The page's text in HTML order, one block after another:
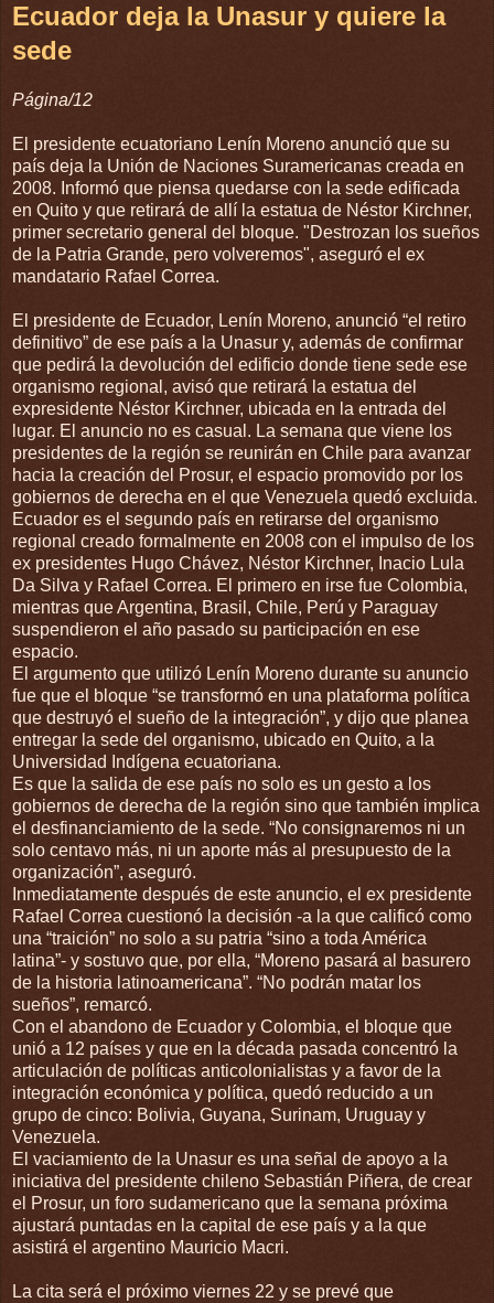
Ecuador deja la Unasur y quiere la
sede
Página/12
El presidente ecuatoriano Lenín Moreno anunció que su
país deja la Unión de Naciones Suramericanas creada en
2008. Informó que piensa quedarse con la sede edificada
en Quito y que retirará de allí la estatua de Néstor Kirchner,
primer secretario general del bloque. "Destrozan los sueños
de la Patria Grande, pero volveremos", aseguró el ex
mandatario Rafael Correa.
El presidente de Ecuador, Lenín Moreno, anunció “el retiro
definitivo” de ese país a la Unasur y, además de confirmar
que pedirá la devolución del edificio donde tiene sede ese
organismo regional, avisó que retirará la estatua del
expresidente Néstor Kirchner, ubicada en la entrada del
lugar. El anuncio no es casual. La semana que viene los
presidentes de la región se reunirán en Chile para avanzar
hacia la creación del Prosur, el espacio promovido por los
gobiernos de derecha en el que Venezuela quedó excluida.
Ecuador es el segundo país en retirarse del organismo
regional creado formalmente en 2008 con el impulso de los
ex presidentes Hugo Chávez, Néstor Kirchner, Inacio Lula
Da Silva y Rafael Correa. El primero en irse fue Colombia,
mientras que Argentina, Brasil, Chile, Perú y Paraguay
suspendieron el año pasado su participación en ese
espacio.
El argumento que utilizó Lenín Moreno durante su anuncio
fue que el bloque “se transformó en una plataforma política
que destruyó el sueño de la integración”, y dijo que planea
entregar la sede del organismo, ubicado en Quito, a la
Universidad Indígena ecuatoriana.
Es que la salida de ese país no solo es un gesto a los
gobiernos de derecha de la región sino que también implica
el desfinanciamiento de la sede. “No consignaremos ni un
solo centavo más, ni un aporte más al presupuesto de la
organización”, aseguró.
Inmediatamente después de este anuncio, el ex presidente
Rafael Correa cuestionó la decisión -a la que calificó como
una “traición” no solo a su patria “sino a toda América
latina”- y sostuvo que, por ella, “Moreno pasará al basurero
de la historia latinoamericana”. “No podrán matar los
sueños”, remarcó.
Con el abandono de Ecuador y Colombia, el bloque que
unió a 12 países y que en la década pasada concentró la
articulación de políticas anticolonialistas y a favor de la
integración económica y política, quedó reducido a un
grupo de cinco: Bolivia, Guyana, Surinam, Uruguay y
Venezuela.
El vaciamiento de la Unasur es una señal de apoyo a la
iniciativa del presidente chileno Sebastián Piñera, de crear
el Prosur, un foro sudamericano que la semana próxima
ajustará puntadas en la capital de ese país y a la que
asistirá el argentino Mauricio Macri.
La cita será el próximo viernes 22 y se prevé que